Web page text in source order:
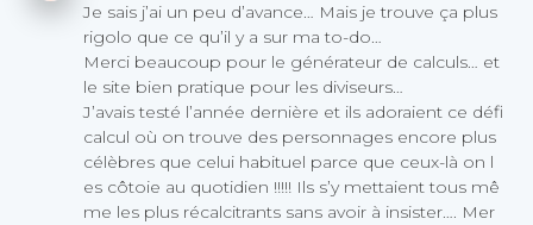
Je sais j’ai un peu d’avance… Mais je trouve ça plus
rigolo que ce qu’il y a sur ma to-do…
Merci beaucoup pour le générateur de calculs… et
le site bien pratique pour les diviseurs…
J’avais testé l’année dernière et ils adoraient ce défi
calcul où on trouve des personnages encore plus
célèbres que celui habituel parce que ceux-là on l
es côtoie au quotidien !!!!! Ils s’y mettaient tous mê
me les plus récalcitrants sans avoir à insister…. Mer